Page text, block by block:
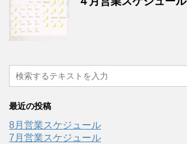
最近の投稿
8月営業スケジュール
7月営業スケジュール